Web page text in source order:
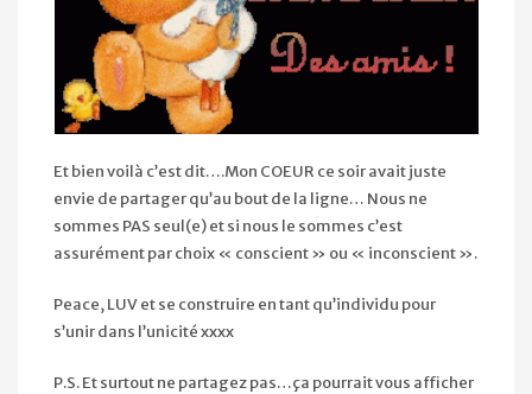
Et bien voilà c’est dit….Mon COEUR ce soir avait juste
envie de partager qu’au bout de la ligne… Nous ne
sommes PAS seul(e) et si nous le sommes c’est
assurément par choix « conscient » ou « inconscient ».
Peace, LUV et se construire en tant qu’individu pour
s’unir dans l’unicité xxxx
P.S. Et surtout ne partagez pas…ça pourrait vous afficher